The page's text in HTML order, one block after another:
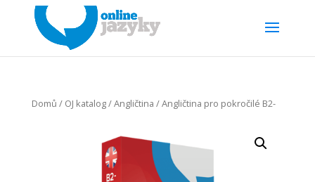
Domů / OJ katalog/Angličtina / Angličtina pro pokročilé B2-